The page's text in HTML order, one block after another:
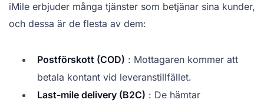
iMile erbjuder många tjänster som betjänar sina kunder,
och dessa är de flesta av dem:
Postförskott (COD) : Mottagaren kommer att
betala kontant vid leveranstillfället.
Last-mile delivery (B2C) : De hämtar